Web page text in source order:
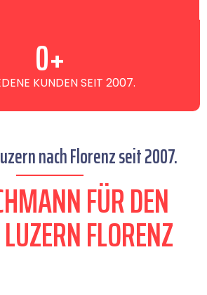
KUNDEN SEIT 2007.
0+
nach Florenz seit 2007.
FÜR DEN
FLORENZ